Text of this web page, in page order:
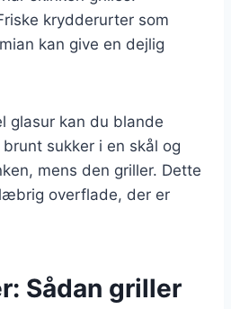
krydderurter som
kan give en dejlig
glasur kan du blande
sukker i en skål og
mens den griller. Dette
overflade, der er
Sådan griller